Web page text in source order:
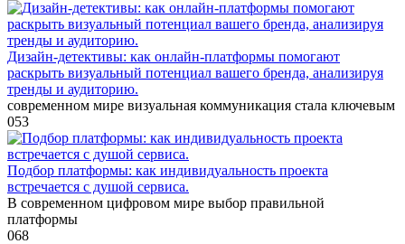
Дизайн-детективы: как онлайн-платформы помогают
раскрыть визуальный потенциал вашего бренда, анализируя
тренды и аудиторию.
современном мире визуальная коммуникация стала ключевым
053
Подбор платформы: как индивидуальность проекта
встречается с душой сервиса.
В современном цифровом мире выбор правильной
платформы
068